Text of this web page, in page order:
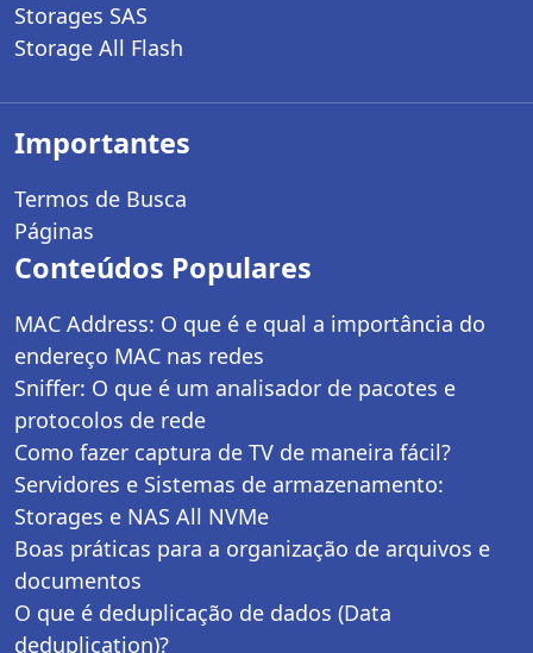
Storages SAS
Storage All Flash
Importantes
Termos de Busca
Páginas
Conteúdos Populares
MAC Address: O que é e qual a importância do
endereço MAC nas redes
Sniffer: O que é um analisador de pacotes e
protocolos de rede
Como fazer captura de TV de maneira fácil?
Servidores e Sistemas de armazenamento:
Storages e NAS All NVMe
Boas práticas para a organização de arquivos e
documentos
O que é deduplicação de dados (Data
deduplication)?